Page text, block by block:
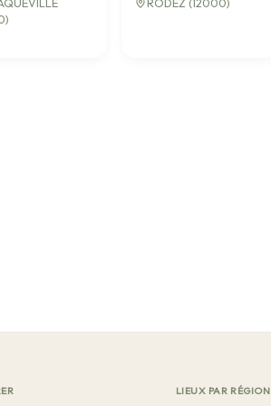
LIEUX PAR RÉGION